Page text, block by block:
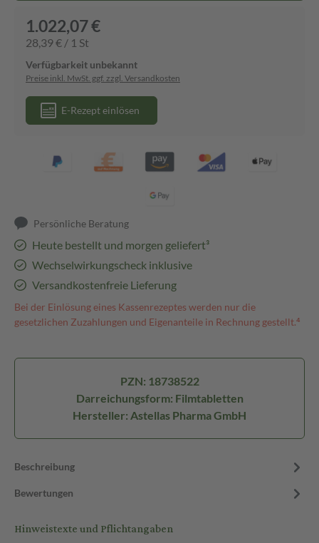
1.022,07 €
28,39 € / 1 St
Verfügbarkeit unbekannt
Preise inkl. MwSt. ggf. zzgl. Versandkosten
E-Rezept einlösen
Persönliche Beratung
Heute bestellt und morgen geliefert³
Wechselwirkungscheck inklusive
Versandkostenfreie Lieferung
Bei der Einlösung eines Kassenrezeptes werden nur die
gesetzlichen Zuzahlungen und Eigenanteile in Rechnung gestellt.⁴
PZN: 18738522
Darreichungsform: Filmtabletten
Hersteller: Astellas Pharma GmbH
Beschreibung
Bewertungen
Hinweistexte und Pflichtangaben